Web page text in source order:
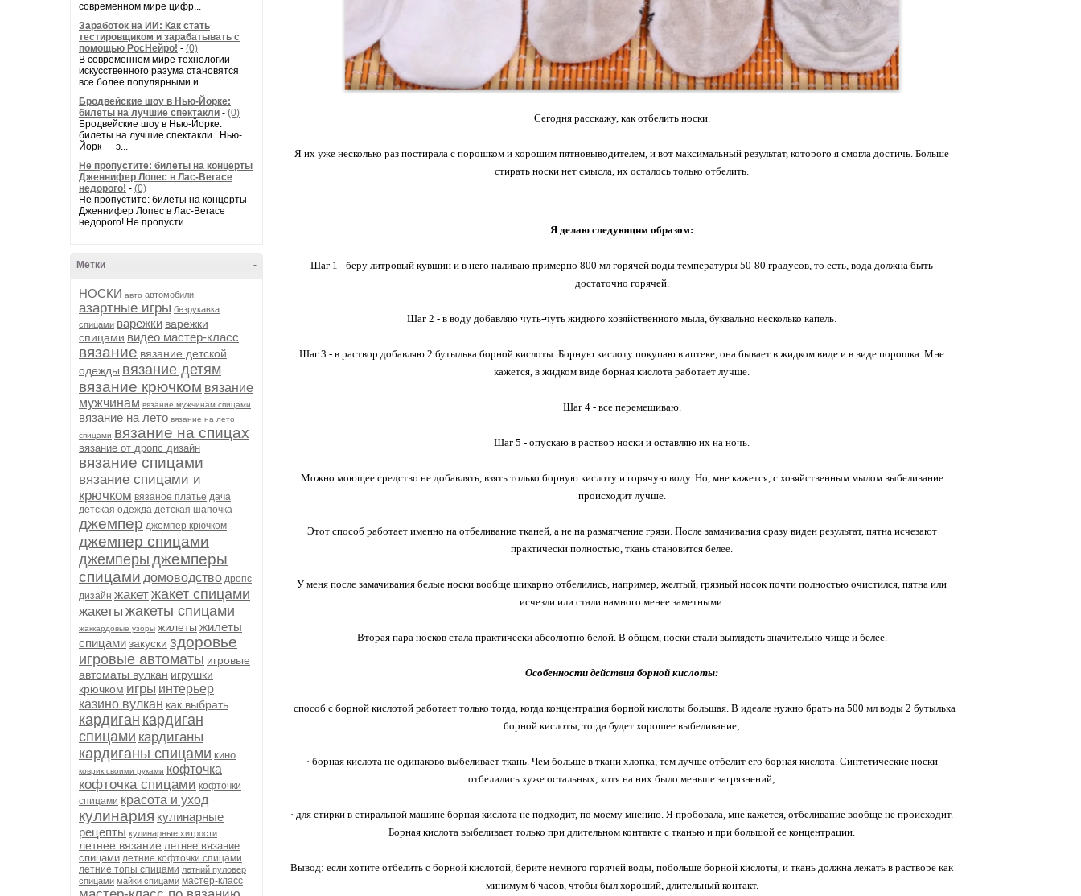
современном мире цифр...
Заработок на ИИ: Как стать
тестировщиком и зарабатывать с
помощью РосНейро! - (0)
В современном мире технологии
искусственного разума становятся
все более популярными и ...
Бродвейские шоу в Нью-Йорке:
билеты на лучшие спектакли - (0)
Бродвейские шоу в Нью-Йорке:
билеты на лучшие спектакли Нью-
Йорк — э...
Не пропустите: билеты на концерты
Дженнифер Лопес в Лас-Вегасе
недорого! - (0)
Не пропустите: билеты на концерты
Дженнифер Лопес в Лас-Вегасе
недорого! Не пропусти...
-
Метки
НОСКИ авто автомобили
азартные игры безрукавка
спицами варежки варежки
спицами видео мастер-класс
вязание вязание детской
одежды вязание детям
вязание крючком вязание
мужчинам вязание мужчинам спицами
вязание на лето вязание на лето
спицами вязание на спицах
вязание от дропс дизайн
вязание спицами
вязание спицами и
крючком вязаное платье дача
детская одежда детская шапочка
джемпер джемпер крючком
джемпер спицами
джемперы джемперы
спицами домоводство дропс
дизайн жакетжакет спицами
жакеты жакеты спицами
жаккардовые узоры жилеты жилеты
спицамизакуски здоровье
игровые автоматы игровые
автоматы вулкан игрушки
крючком игры интерьер
казино вулкан как выбрать
кардиган кардиган
спицами кардиганы
кардиганы спицами кино
коврик своими руками кофточка
кофточка спицами кофточки
спицами красота и уход
кулинария кулинарные
рецепты кулинарные хитрости
летнее вязание летнее вязание
спицами летние кофточки спицами
летние топы спицами летний пуловер
спицами майки спицами мастер-класс
Сегодня расскажу, как отбелить носки.
Я их уже несколько раз постирала с порошком и хорошим пятновыводителем, и вот максимальный результат, которого я смогла достичь. Больше
стирать носки нет смысла, их осталось только отбелить.
Я делаю следующим образом:
Шаг 1 - беру литровый кувшин и в него наливаю примерно 800 мл горячей воды температуры 50-80 градусов, то есть, вода должна быть
достаточно горячей.
Шаг 2 - в воду добавляю чуть-чуть жидкого хозяйственного мыла, буквально несколько капель.
Шаг 3 - в раствор добавляю 2 бутылька борной кислоты. Борную кислоту покупаю в аптеке, она бывает в жидком виде и в виде порошка. Мне
кажется, в жидком виде борная кислота работает лучше.
Шаг 4 - все перемешиваю.
Шаг 5 - опускаю в раствор носки и оставляю их на ночь.
Можно моющее средство не добавлять, взять только борную кислоту и горячую воду. Но, мне кажется, с хозяйственным мылом выбеливание
происходит лучше.
Этот способ работает именно на отбеливание тканей, а не на размягчение грязи. После замачивания сразу виден результат, пятна исчезают
практически полностью, ткань становится белее.
У меня после замачивания белые носки вообще шикарно отбелились, например, желтый, грязный носок почти полностью очистился, пятна или
исчезли или стали намного менее заметными.
Вторая пара носков стала практически абсолютно белой. В общем, носки стали выглядеть значительно чище и белее.
Особенности действия борной кислоты:
· способ с борной кислотой работает только тогда, когда концентрация борной кислоты большая. В идеале нужно брать на 500 мл воды 2 бутылька
борной кислоты, тогда будет хорошее выбеливание;
· борная кислота не одинаково выбеливает ткань. Чем больше в ткани хлопка, тем лучше отбелит его борная кислота. Синтетические носки
отбелились хуже остальных, хотя на них было меньше загрязнений;
· для стирки в стиральной машине борная кислота не подходит, по моему мнению. Я пробовала, мне кажется, отбеливание вообще не происходит.
Борная кислота выбеливает только при длительном контакте с тканью и при большой ее концентрации.
Вывод: если хотите отбелить с борной кислотой, берите немного горячей воды, побольше борной кислоты, и ткань должна лежать в растворе как
минимум 6 часов, чтобы был хороший, длительный контакт.